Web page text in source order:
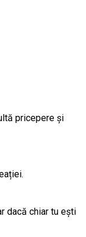
pricepere și
dacă chiar tu ești